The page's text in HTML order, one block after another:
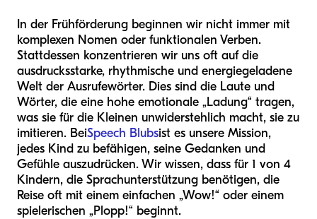
In der Frühförderung beginnen wir nicht immer mit
komplexen Nomen oder funktionalen Verben.
Stattdessen konzentrieren wir uns oft auf die
ausdrucksstarke, rhythmische und energiegeladene
Welt der Ausrufewörter. Dies sind die Laute und
Wörter, die eine hohe emotionale „Ladung“ tragen,
was sie für die Kleinen unwiderstehlich macht, sie zu
imitieren. BeiSpeech Blubsist es unsere Mission,
jedes Kind zu befähigen, seine Gedanken und
Gefühle auszudrücken. Wir wissen, dass für 1 von 4
Kindern, die Sprachunterstützung benötigen, die
Reise oft mit einem einfachen „Wow!“ oder einem
spielerischen „Plopp!“ beginnt.